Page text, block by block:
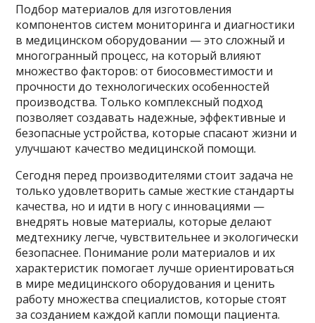
Подбор материалов для изготовления
компонентов систем мониторинга и диагностики
в медицинском оборудовании — это сложный и
многогранный процесс, на который влияют
множество факторов: от биосовместимости и
прочности до технологических особенностей
производства. Только комплексный подход
позволяет создавать надежные, эффективные и
безопасные устройства, которые спасают жизни и
улучшают качество медицинской помощи.
Сегодня перед производителями стоит задача не
только удовлетворить самые жесткие стандарты
качества, но и идти в ногу с инновациями —
внедрять новые материалы, которые делают
медтехнику легче, чувствительнее и экологически
безопаснее. Понимание роли материалов и их
характеристик помогает лучше ориентироваться
в мире медицинского оборудования и ценить
работу множества специалистов, которые стоят
за созданием каждой капли помощи пациента.